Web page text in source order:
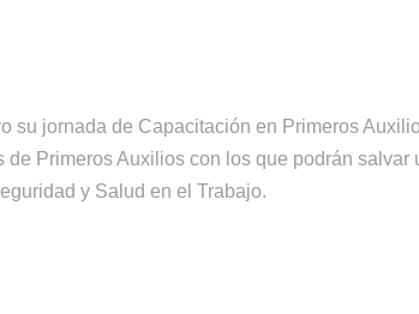
su jornada de Capacitación en Primeros
Primeros Auxilios con los que podrán
y Salud en el Trabajo.